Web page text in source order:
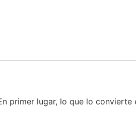
primer lugar, lo que lo convierte